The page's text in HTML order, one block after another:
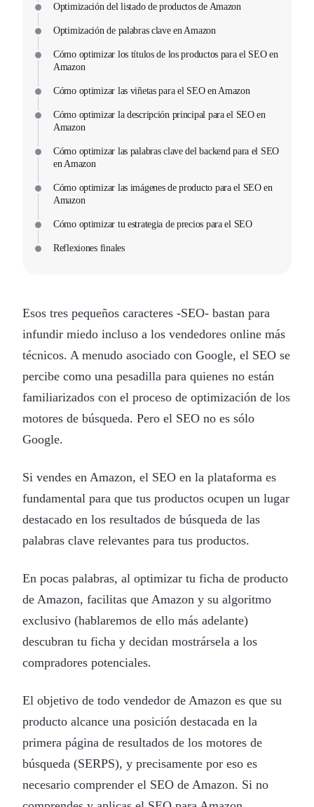
Optimización del listado de productos de Amazon
Optimización de palabras clave en Amazon
Cómo optimizar los títulos de los productos para el SEO en
Amazon
Cómo optimizar las viñetas para el SEO en Amazon
Cómo optimizar la descripción principal para el SEO en
Amazon
Cómo optimizar las palabras clave del backend para el SEO
en Amazon
Cómo optimizar las imágenes de producto para el SEO en
Amazon
Cómo optimizar tu estrategia de precios para el SEO
Reflexiones finales
Esos tres pequeños caracteres -SEO- bastan para
infundir miedo incluso a los vendedores online más
técnicos. A menudo asociado con Google, el SEO se
percibe como una pesadilla para quienes no están
familiarizados con el proceso de optimización de los
motores de búsqueda. Pero el SEO no es sólo
Google.
Si vendes en Amazon, el SEO en la plataforma es
fundamental para que tus productos ocupen un lugar
destacado en los resultados de búsqueda de las
palabras clave relevantes para tus productos.
En pocas palabras, al optimizar tu ficha de producto
de Amazon, facilitas que Amazon y su algoritmo
exclusivo (hablaremos de ello más adelante)
descubran tu ficha y decidan mostrársela a los
compradores potenciales.
El objetivo de todo vendedor de Amazon es que su
producto alcance una posición destacada en la
primera página de resultados de los motores de
búsqueda (SERPS), y precisamente por eso es
necesario comprender el SEO de Amazon. Si no